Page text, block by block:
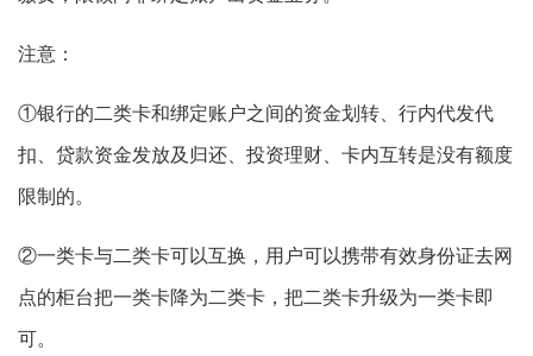
注意：
①银行的二类卡和绑定账户之间的资金划转、行内代发代
扣、贷款资金发放及归还、投资理财、卡内互转是没有额度
限制的。
②一类卡与二类卡可以互换，用户可以携带有效身份证去网
点的柜台把一类卡降为二类卡，把二类卡升级为一类卡即
可。